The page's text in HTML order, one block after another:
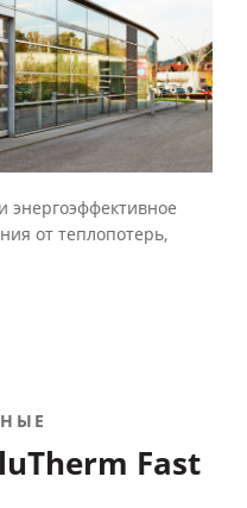
энергоэффективное
от теплопотерь,
Fast